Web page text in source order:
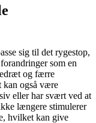
sig til det rygestop,
som en
og færre
kan også være
eller har svært ved at
længere stimulerer
hvilket kan give